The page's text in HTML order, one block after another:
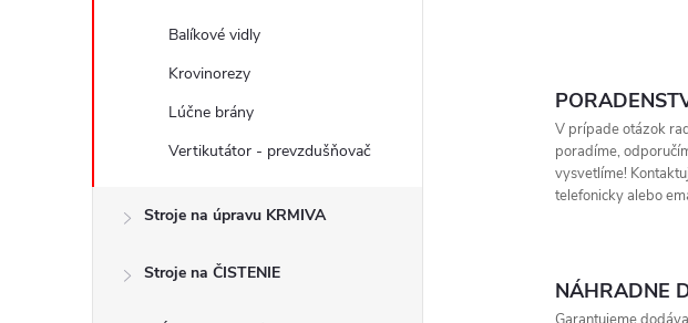
Balíkové vidly
Krovinorezy
Lúčne brány
Vertikutátor - prevzdušňovač
Stroje na úpravu KRMIVA
Stroje na ČISTENIE
V prípade otázok
poradíme,
vysvetlíme!
telefonicky alebo
NÁHRADNE